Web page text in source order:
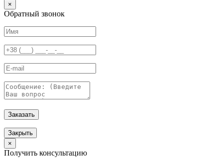
×
Обратный звонок
Заказать
Закрыть
×
Получить консультацию